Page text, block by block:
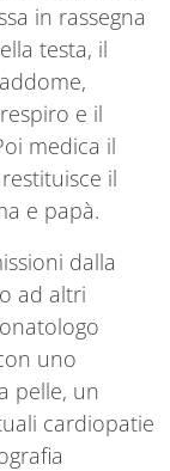
in rassegna
testa, il
e il
medica il
il
e papà.
dalla
ad altri
uno
pelle, un
cardiopatie